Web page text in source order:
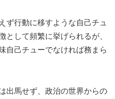
ず行動に移すような自己チュ
として頻繁に挙げられるが、
自己チューでなければ務まら
出馬せず、政治の世界からの